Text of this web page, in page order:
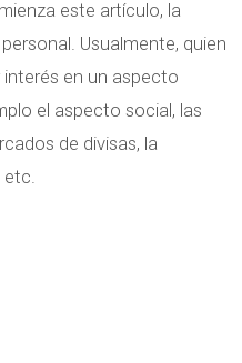
este artículo, la
Usualmente, quien
en un aspecto
el aspecto social, las
de divisas, la